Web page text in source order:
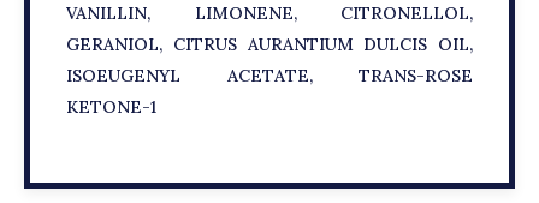
VANILLIN, LIMONENE, CITRONELLOL,
GERANIOL, CITRUS AURANTIUM DULCIS OIL,
ISOEUGENYL ACETATE, TRANS-ROSE
KETONE-1